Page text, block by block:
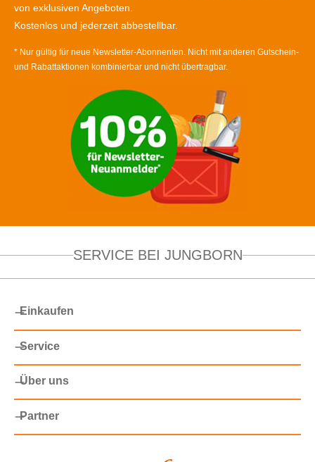
von exklusiven Angeboten.
Kostenlos und jederzeit abbestellbar.
* Nur gültig für neue Newsletter-Abonnenten. Nicht mit anderen Gutschein-
und Rabattaktionen kombinierbar und nicht übertragbar.
SERVICE BEI JUNGBORN
Einkaufen
Service
Über uns
Partner